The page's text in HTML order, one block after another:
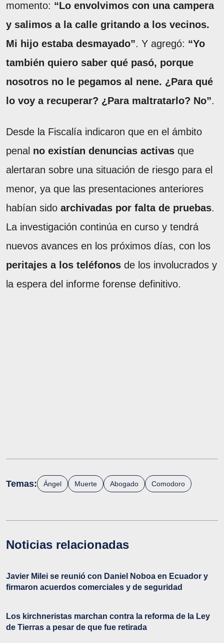
momento: “Lo envolvimos con una campera
y salimos a la calle gritando a los vecinos.
Mi hijo estaba desmayado”. Y agregó: “Yo
también quiero saber qué pasó, porque
nosotros no le pegamos al nene. ¿Para qué
lo voy a recuperar? ¿Para maltratarlo? No”.
Desde la Fiscalía indicaron que en el ámbito
penal no existían denuncias activas que
alertaran sobre una situación de riesgo para el
menor, ya que las presentaciones anteriores
habían sido archivadas por falta de pruebas.
La investigación continúa en curso y tendrá
nuevos avances en los próximos días, con los
peritajes a los teléfonos de los involucrados y
la espera del informe forense definitivo.
Temas: Ángel Muerte Abogado Comodoro
Noticias relacionadas
Javier Milei se reunió con Daniel Noboa en Ecuador y
firmaron acuerdos comerciales y de seguridad
Los kirchneristas marchan contra la reforma de la Ley
de Tierras a pesar de que fue retirada